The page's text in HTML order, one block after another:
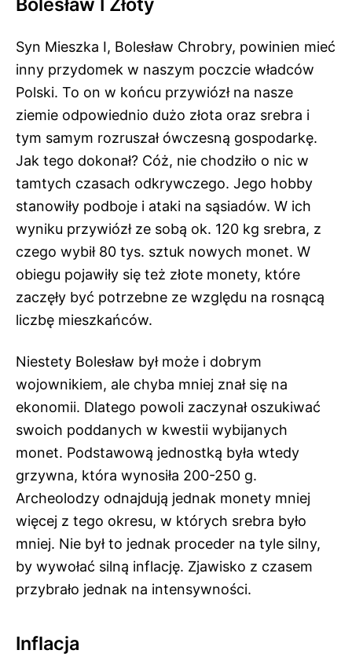
Syn Mieszka I, Bolesław Chrobry, powinien mieć
inny przydomek w naszym poczcie władców
Polski. To on w końcu przywiózł na nasze
ziemie odpowiednio dużo złota oraz srebra i
tym samym rozruszał ówczesną gospodarkę.
Jak tego dokonał? Cóż, nie chodziło o nic w
tamtych czasach odkrywczego. Jego hobby
stanowiły podboje i ataki na sąsiadów. W ich
wyniku przywiózł ze sobą ok. 120 kg srebra, z
czego wybił 80 tys. sztuk nowych monet. W
obiegu pojawiły się też złote monety, które
zaczęły być potrzebne ze względu na rosnącą
liczbę mieszkańców.
Niestety Bolesław był może i dobrym
wojownikiem, ale chyba mniej znał się na
ekonomii. Dlatego powoli zaczynał oszukiwać
swoich poddanych w kwestii wybijanych
monet. Podstawową jednostką była wtedy
grzywna, która wynosiła 200-250 g.
Archeolodzy odnajdują jednak monety mniej
więcej z tego okresu, w których srebra było
mniej. Nie był to jednak proceder na tyle silny,
by wywołać silną inflację. Zjawisko z czasem
przybrało jednak na intensywności.
Inflacja